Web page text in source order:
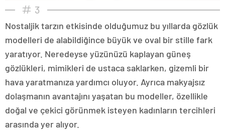
3
Nostaljik tarzın etkisinde olduğumuz bu yıllarda gözlük
modelleri de alabildiğince büyük ve oval bir stille fark
yaratıyor. Neredeyse yüzünüzü kaplayan güneş
gözlükleri, mimikleri de ustaca saklarken, gizemli bir
hava yaratmanıza yardımcı oluyor. Ayrıca makyajsız
dolaşmanın avantajını yaşatan bu modeller, özellikle
doğal ve çekici görünmek isteyen kadınların tercihleri
arasında yer alıyor.